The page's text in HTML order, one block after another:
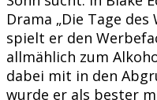
Drama „Die Tage des
spielt er den
allmählich zum
dabei mit in den
wurde er als bester